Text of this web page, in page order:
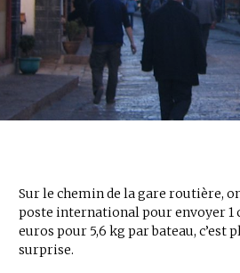
Sur le chemin de la gare routière,
poste international pour envoyer 1
euros pour 5,6 kg par bateau, c’est
surprise.